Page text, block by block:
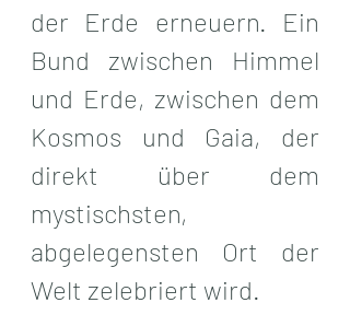
der Erde erneuern. Ein
Bund zwischen Himmel
und Erde, zwischen dem
Kosmos und Gaia, der
direkt über dem
mystischsten,
abgelegensten Ort der
Welt zelebriert wird.